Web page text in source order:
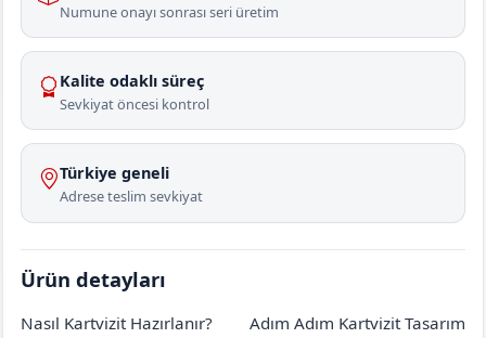
Numune onayı sonrası seri üretim
Kalite odaklı süreç
Sevkiyat öncesi kontrol
Türkiye geneli
Adrese teslim sevkiyat
Ürün detayları
Nasıl Kartvizit Hazırlanır?
Adım Adım Kartvizit Tasarım